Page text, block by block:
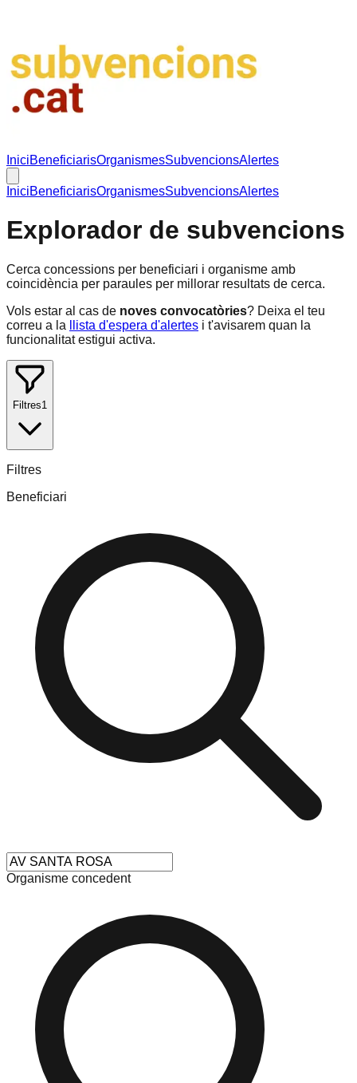
IniciBeneficiarisOrganismesSubvencionsAlertes
IniciBeneficiarisOrganismesSubvencionsAlertes
Explorador de subvencions
Cerca concessions per beneficiari i organisme amb
coincidència per paraules per millorar resultats de cerca.
Vols estar al cas de noves convocatòries? Deixa el teu
correu a la
llista d'espera d'alertes i t'avisarem quan la
funcionalitat estigui activa.
Filtres1
Filtres
Beneficiari
Organisme concedent